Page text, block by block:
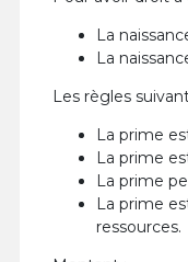
La
La
Les règles
La prime
La prime
La prime
La prime
ressources.